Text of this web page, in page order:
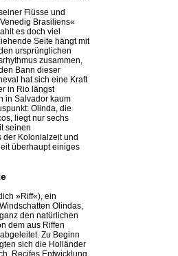
Flüsse und
Brasiliens«
es doch viel
Seite hängt mit
ursprünglichen
zusammen,
Bann dieser
hat sich eine Kraft
in Rio längst
in Salvador kaum
Olinda, die
liegt nur sechs
seinen
der Kolonialzeit und
überhaupt einiges
»Riff«), ein
Olindas,
den natürlichen
dem aus Riffen
Zu Beginn
sich die Holländer
Recifes Entwicklung